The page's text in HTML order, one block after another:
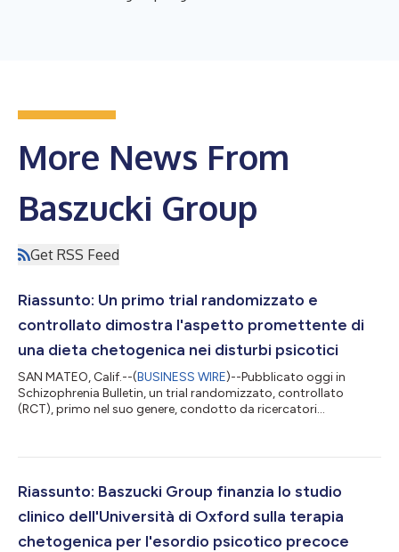
More News From
Baszucki Group
Get RSS Feed
Riassunto: Un primo trial randomizzato e
controllato dimostra l'aspetto promettente di
una dieta chetogenica nei disturbi psicotici
SAN MATEO, Calif.--(BUSINESS WIRE)--Pubblicato oggi in
Schizophrenia Bulletin, un trial randomizzato, controllato
(RCT), primo nel suo genere, condotto da ricercatori
contribuisce alla crescente letteratura sul potenziale beneficio
Lo studio, che ha arruolato partecipanti affetti da disturbi dello
Riassunto: Baszucki Group finanzia lo studio
clinico dell'Università di Oxford sulla terapia
chetogenica per l'esordio psicotico precoce